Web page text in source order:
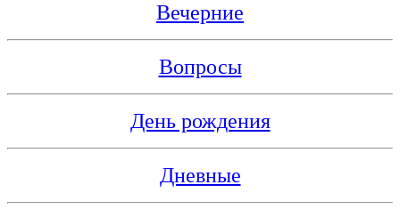
Вечерние
Вопросы
День рождения
Дневные